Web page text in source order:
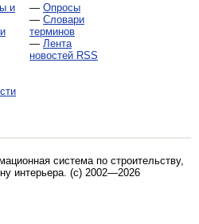
и
— Опросы
— Словари
терминов
— Лента
новостей RSS
система по строительству,
интерьера . (c) 2002—2026